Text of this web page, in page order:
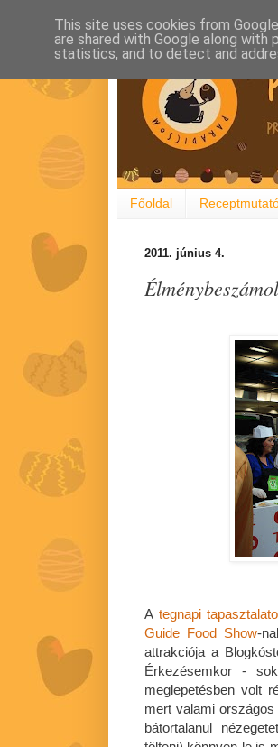
Főoldal
2011. június 4.
A tegnapi
Guide Food Show-
attrakciója a
Érkezésemkor -
meglepetésben volt
mert valami
bátortalanul
This site uses cookies from
are shared with Google along
statistics, and to detect and